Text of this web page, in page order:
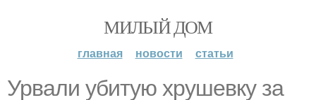
МИЛЫЙ ДОМ
главная новости статьи
Урвали убитую хрушевку за